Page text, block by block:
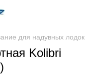
для надувных лодок
Kolibri